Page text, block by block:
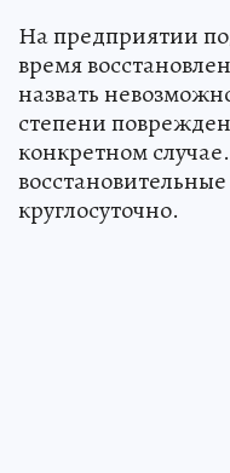
На предприятии
время
назвать
степени
конкретном
круглосуточно.